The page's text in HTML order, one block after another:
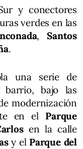
y conectores
verdes en las
, Santos
.
una serie de
barrio, bajo las
modernización
en el Parque
en la calle
y el Parque del